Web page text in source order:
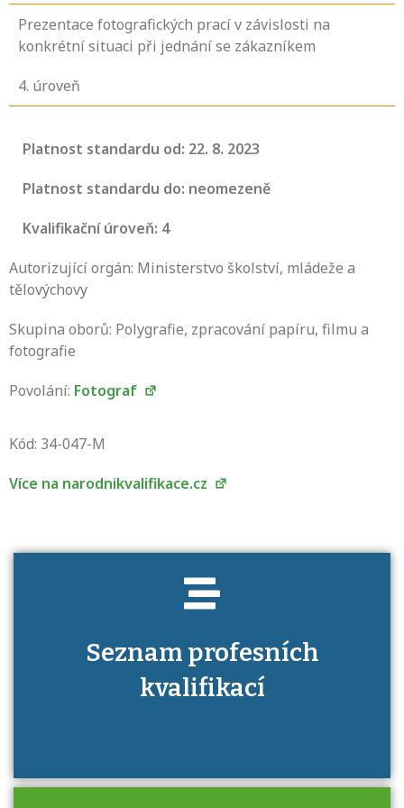
Prezentace fotografických prací v závislosti na
konkrétní situaci při jednání se zákazníkem
4. úroveň
Platnost standardu od: 22. 8. 2023
Platnost standardu do: neomezeně
Kvalifikační úroveň: 4
Autorizující orgán: Ministerstvo školství, mládeže a
tělovýchovy
Skupina oborů: Polygrafie, zpracování papíru, filmu a
fotografie
Povolání: Fotograf
Kód: 34-047-M
Více na narodnikvalifikace.cz
Seznam profesních
kvalifikací
Víte, jaké dovednosti musíte pro danou